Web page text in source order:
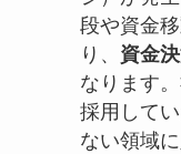
段や資金
り、 資金
なります
採用して
ない領域